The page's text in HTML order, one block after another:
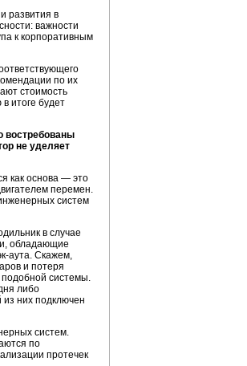
развития в
важности
к корпоративным
по их
стоимость
итоге будет
востребованы
не уделяет
как основа — это
перемен.
систем
в случае
обладающие
аута. Скажем,
и потеря
подобной системы.
либо
них подключен
систем.
по
протечек